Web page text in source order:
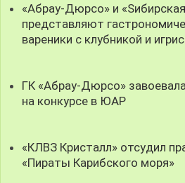
«Абрау-Дюрсо» и
представляют
вареники с клубникой и
ГК «Абрау-Дюрсо»
на конкурсе в ЮАР
«КЛВЗ Кристалл» отсудил
«Пираты Карибского моря»